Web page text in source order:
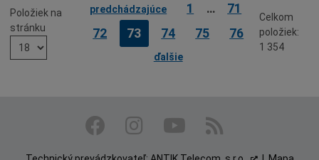
Položiek na
stránku
predchádzajúce Strana
1 … Strana
71
Strana
72 Strana
73 Strana
74 Strana
75 Strana
76
ďalšie
Celkom
položiek:
1 354